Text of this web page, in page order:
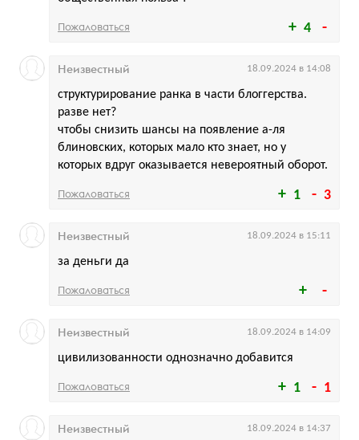
4
Пожаловаться
1 3
структурирование ранка в части блоггерства.
разве нет?
чтобы снизить шансы на появление а-ля
блиновских, которых мало кто знает, но у
которых вдруг оказывается невероятный оборот.
Неизвестный 18.09.2024 в 14:08
Пожаловаться
за деньги да
Неизвестный 18.09.2024 в 15:11
Пожаловаться
1 1
цивилизованности однозначно добавится
Неизвестный 18.09.2024 в 14:09
Пожаловаться
Неизвестный 18.09.2024 в 14:37